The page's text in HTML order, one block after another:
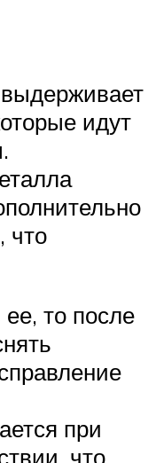
идут
что
то после
при
что